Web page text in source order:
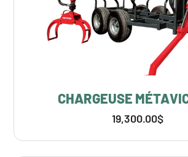
CHARGEUSE
19,300.00$